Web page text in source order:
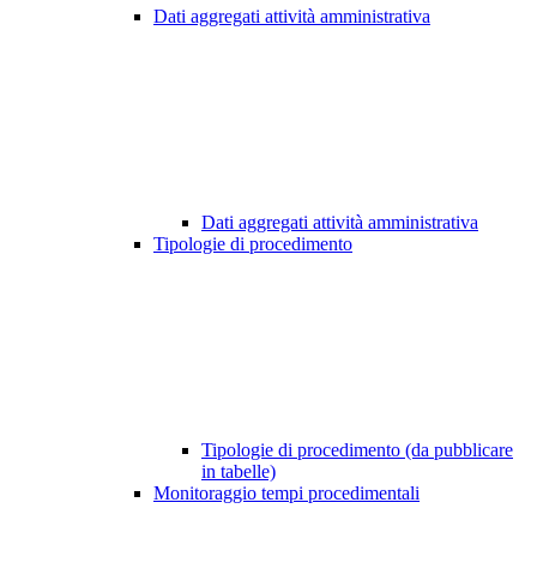
Dati aggregati attività amministrativa
Dati aggregati attività amministrativa
Tipologie di procedimento
Tipologie di procedimento (da pubblicare
in tabelle)
Monitoraggio tempi procedimentali